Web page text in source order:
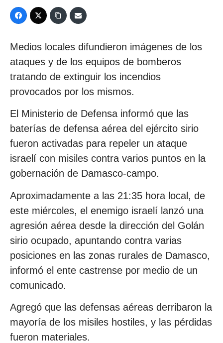
Medios locales difundieron imágenes de los
ataques y de los equipos de bomberos
tratando de extinguir los incendios
provocados por los mismos.
El Ministerio de Defensa informó que las
baterías de defensa aérea del ejército sirio
fueron activadas para repeler un ataque
israelí con misiles contra varios puntos en la
gobernación de Damasco-campo.
Aproximadamente a las 21:35 hora local, de
este miércoles, el enemigo israelí lanzó una
agresión aérea desde la dirección del Golán
sirio ocupado, apuntando contra varias
posiciones en las zonas rurales de Damasco,
informó el ente castrense por medio de un
comunicado.
Agregó que las defensas aéreas derribaron la
mayoría de los misiles hostiles, y las pérdidas
fueron materiales.